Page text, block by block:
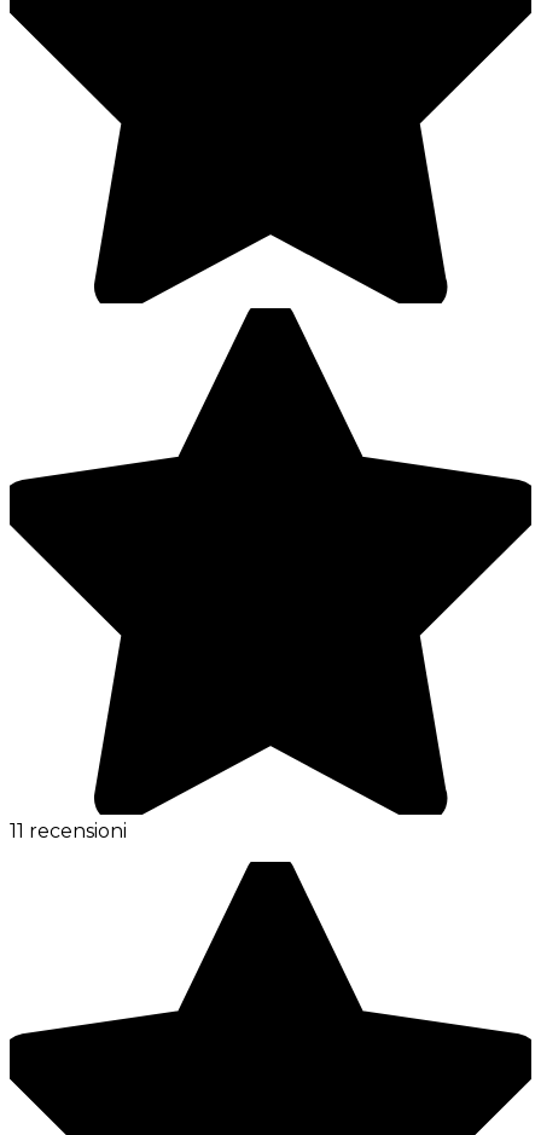
11 recensioni